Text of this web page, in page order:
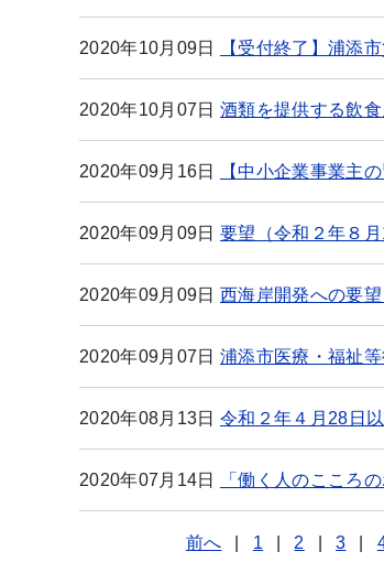
2020年10月09日 【受付終了】浦添
2020年10月07日 酒類を提供する飲
2020年09月16日 【中小企業事業主
2020年09月09日 要望（令和２年８月
2020年09月09日 西海岸開発への要
2020年09月07日 浦添市医療・福祉
2020年08月13日 令和２年４月28日
2020年07月14日 「働く人のこころ
前へ 1 2 3